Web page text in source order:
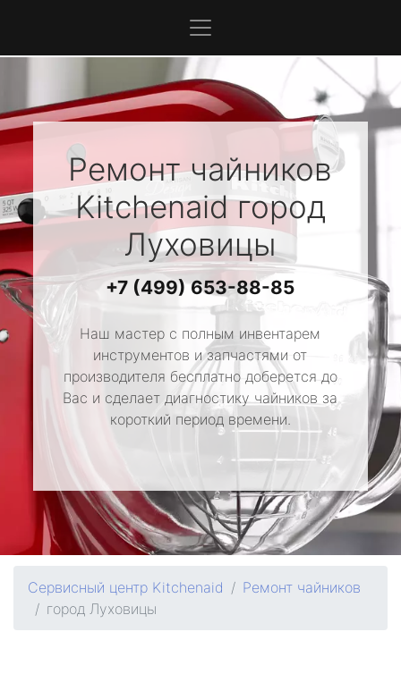
Ремонт чайников
Kitchenaidгород
Луховицы
+7 (499) 653-88-85
Наш мастер с полным инвентарем
инструментов и запчастями от
производителя бесплатно доберется до
Вас и сделает диагностику чайников за
короткий период времени.
Сервисный центр Kitchenaid
Ремонт чайников
город Луховицы